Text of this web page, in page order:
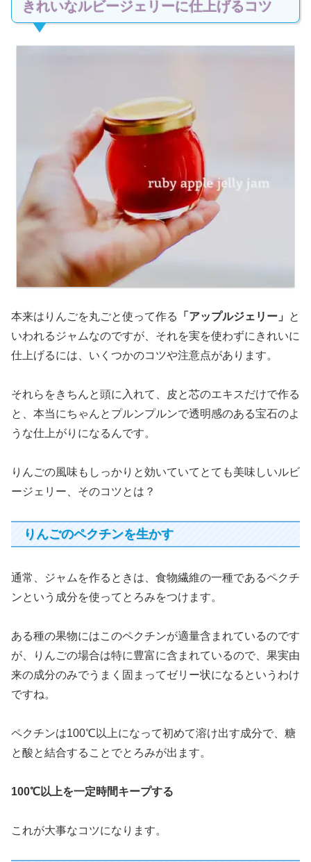
きれいなルビージェリーに仕上げるコツ
本来はりんごを丸ごと使って作る 「アップルジェリー」
と
いわれるジャムなのですが、それを実を使わずにきれいに
仕上げるには、いくつかのコツや注意点があります。
それらをきちんと頭に入れて、皮と芯のエキスだけで作る
と、本当にちゃんとプルンプルンで透明感のある宝石のよ
うな仕上がりになるんです。
りんごの風味もしっかりと効いていてとても美味しいルビ
ージェリー、そのコツとは？
りんごのペクチンを生かす
通常、ジャムを作るときは、食物繊維の一種であるペクチ
ンという成分を使ってとろみをつけます。
ある種の果物にはこのペクチンが適量含まれているのです
が、りんごの場合は特に豊富に含まれているので、果実由
来の成分のみでうまく固まってゼリー状になるというわけ
ですね。
ペクチンは100℃以上になって初めて溶け出す成分で、糖
と酸と結合することでとろみが出ます。
100℃以上を一定時間キープする
これが大事なコツになります。